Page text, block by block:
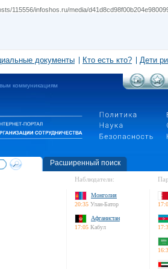
115556/infoshos.ru/media/
документы Кто есть кто? Дети
коммуникациям
Расширенный поиск
Наблюдатели:
Монголия
20:35 Улан-Батор
Афганистан
17:05 Кабул